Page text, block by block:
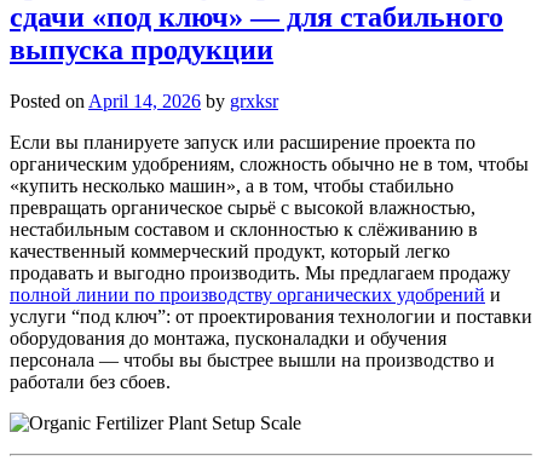
сдачи «под ключ» — для стабильного
выпуска продукции
Posted on April 14, 2026 by grxksr
Если вы планируете запуск или расширение проекта по
органическим удобрениям, сложность обычно не в том, чтобы
«купить несколько машин», а в том, чтобы стабильно
превращать органическое сырьё с высокой влажностью,
нестабильным составом и склонностью к слёживанию в
качественный коммерческий продукт, который легко
продавать и выгодно производить. Мы предлагаем продажу
полной линии по производству органических удобрений и
услуги “под ключ”: от проектирования технологии и поставки
оборудования до монтажа, пусконаладки и обучения
персонала — чтобы вы быстрее вышли на производство и
работали без сбоев.